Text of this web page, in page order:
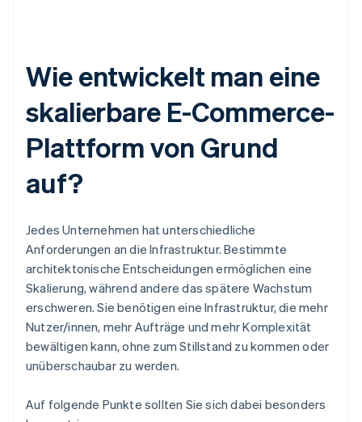
Wie entwickelt man eine
skalierbare E-Commerce-
Plattform von Grund
auf?
Jedes Unternehmen hat unterschiedliche
Anforderungen an die Infrastruktur. Bestimmte
architektonische Entscheidungen ermöglichen eine
Skalierung, während andere das spätere Wachstum
erschweren. Sie benötigen eine Infrastruktur, die mehr
Nutzer/innen, mehr Aufträge und mehr Komplexität
bewältigen kann, ohne zum Stillstand zu kommen oder
unüberschaubar zu werden.
Auf folgende Punkte sollten Sie sich dabei besonders